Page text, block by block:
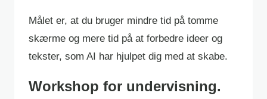
Målet er, at du bruger mindre tid på tomme
skærme og mere tid på at forbedre ideer og
tekster, som AI har hjulpet dig med at skabe.
Workshop for undervisning.